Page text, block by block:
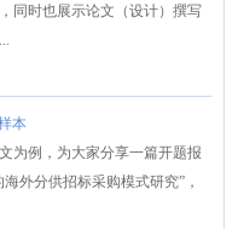
同时也展示论文（设计）撰写
本
为例，为大家分享一篇开题报
外分供招标采购模式研究”，